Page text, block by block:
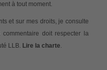
à tout moment.
et sur mes droits, je consulte
commentaire doit respecter la
LLB. Lire la charte.